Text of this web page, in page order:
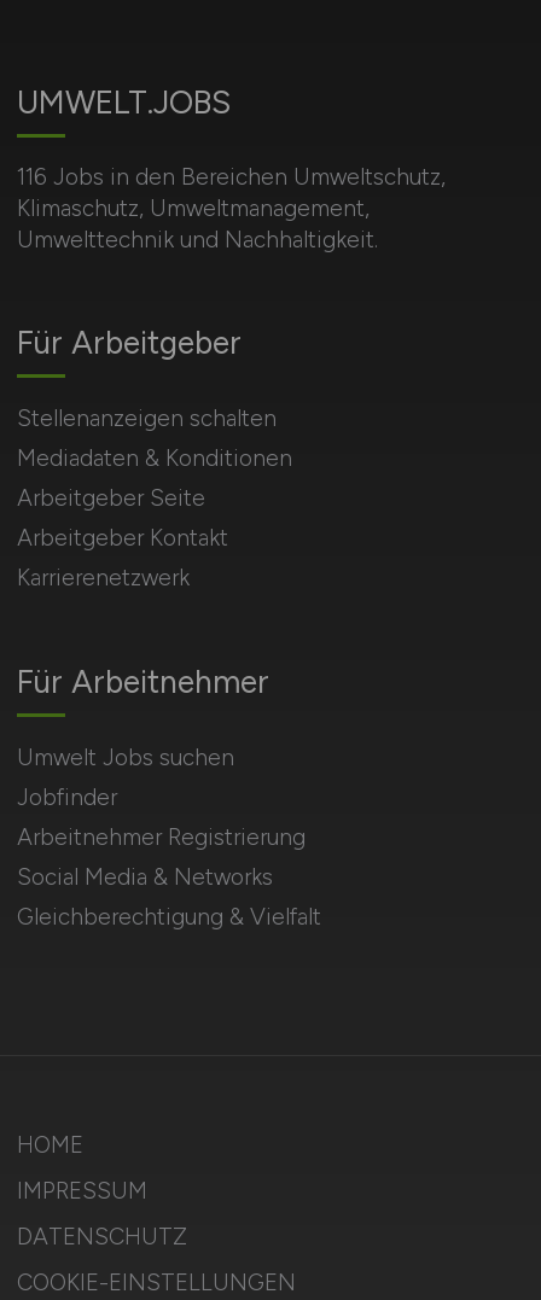
UMWELT.JOBS
116 Jobs in den Bereichen Umweltschutz,
Klimaschutz, Umweltmanagement,
Umwelttechnik und Nachhaltigkeit.
Für Arbeitnehmer
Umwelt Jobs suchen
Jobfinder
Arbeitnehmer Registrierung
Social Media & Networks
Gleichberechtigung & Vielfalt
Für Arbeitgeber
Stellenanzeigen schalten
Mediadaten & Konditionen
Arbeitgeber Seite
Arbeitgeber Kontakt
Karrierenetzwerk
HOME
IMPRESSUM
DATENSCHUTZ
COOKIE-EINSTELLUNGEN